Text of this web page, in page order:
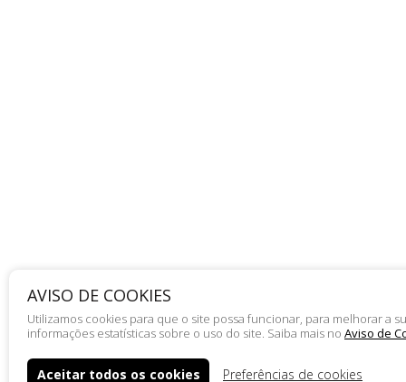
AVISO DE COOKIES
Utilizamos cookies para que o site possa funcionar, para melhorar a
informações estatísticas sobre o uso do site. Saiba mais no Aviso de
Aceitar todos os cookies Preferências de cookies